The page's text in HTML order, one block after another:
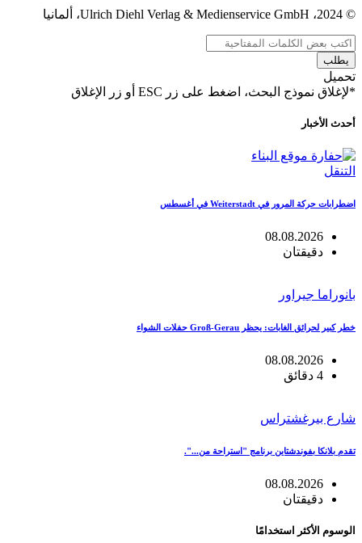
© 2024، Ulrich Diehl Verlag & Medienservice GmbH، ألمانيا
يطلب
تحميل
*لإغلاق نموذج البحث، اضغط على زر ESC أو زر الإغلاق
أحدث الأخبار
التنقل
اضطرابات حركة المرور في Weiterstadt في أغسطس
08.08.2026
دقيقتان
بانوراما جيراور
خطر كبير لحرائق الغابات: يحظر Groß-Gerau حفلات الشواء
08.08.2026
4 دقائق
شارع بيرغشتراس
تقدم بلانكا بفوندشتاين برنامج "استراحة من...".
08.08.2026
دقيقتان
الوسوم الأكثر استخدامًا